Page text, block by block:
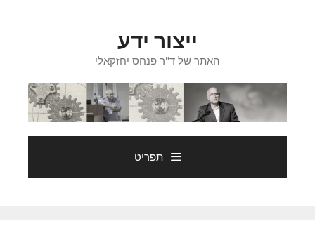
ייצור ידע
האתר של ד"ר פנחס יחזקאלי
תפריט